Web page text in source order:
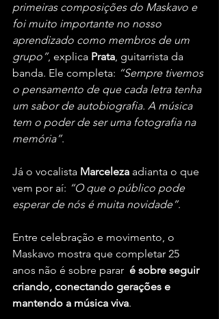
primeiras composições do Maskavo e
foi muito importante no nosso
aprendizado como membros de um
grupo”, explica Prata, guitarrista da
banda. Ele completa: “Sempre tivemos
o pensamento de que cada letra tenha
um sabor de autobiografia. A música
tem o poder de ser uma fotografia na
memória”.
Já o vocalista Marceleza adianta o que
vem por aí: “O que o público pode
esperar de nós é muita novidade”.
Entre celebração e movimento, o
Maskavo mostra que completar 25
anos não é sobre parar é sobre seguir
criando, conectando gerações e
mantendo a música viva.